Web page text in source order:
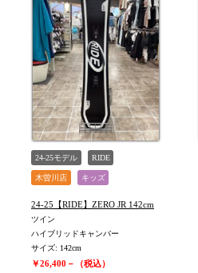
24-25モデル RIDE
木曽川店 キッズ
24-25【RIDE】ZERO JR 142cm
ツイン
ハイブリッドキャンバー
サイズ: 142cm
￥26,400－（税込）